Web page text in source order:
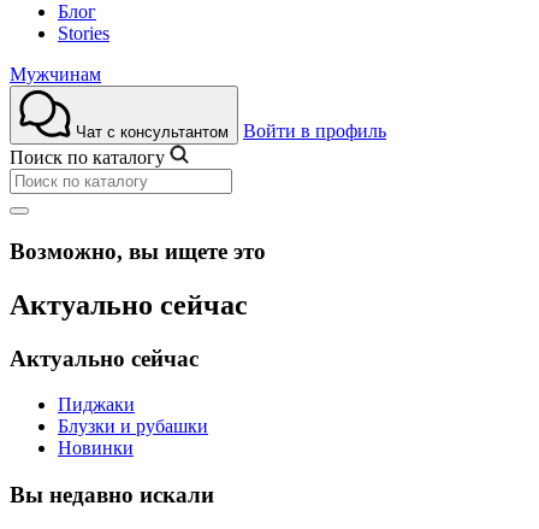
Блог
Stories
Мужчинам
Чат с консультантом
Войти в профиль
Поиск по каталогу
Возможно, вы ищете это
Актуально сейчас
Актуально сейчас
Пиджаки
Блузки и рубашки
Новинки
Вы недавно искали